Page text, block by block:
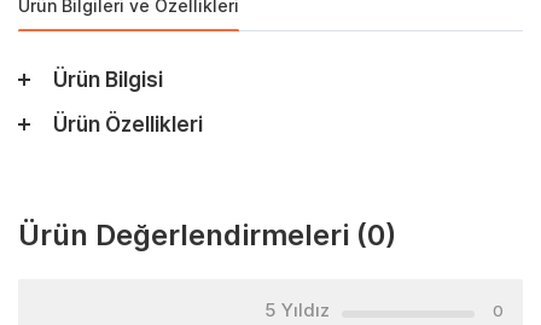
Ürün Bilgileri ve Özellikleri
Ürün Bilgisi
Ürün Özellikleri
Ürün Değerlendirmeleri (0)
5 Yıldız 0